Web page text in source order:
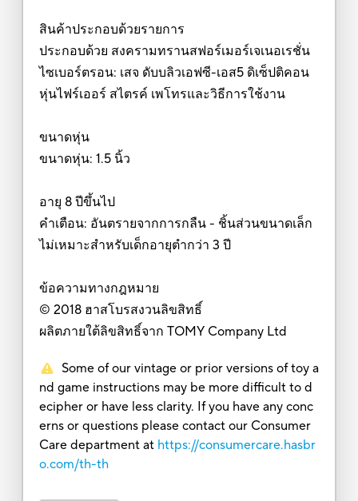
สินค้าประกอบด้วยรายการ
ประกอบด้วย สงครามทรานสฟอร์เมอร์เจเนอเรชั่น
ไซเบอร์ตรอน: เสจ ดับบลิวเอฟซี-เอส5 ดิเซ็ปติคอน
หุ่นไฟร์เออร์ สไตรค์ เพโทรและวิธีการใช้งาน
ขนาดหุ่น
ขนาดหุ่น: 1.5 นิ้ว
อายุ 8 ปีขึ้นไป
คำเตือน: อันตรายจากการกลืน - ชิ้นส่วนขนาดเล็ก
ไม่เหมาะสำหรับเด็กอายุตำกว่า 3 ปี
ข้อความทางกฎหมาย
© 2018 ฮาสโบรสงวนลิขสิทธิ์
ผลิตภายใต้ลิขสิทธิ์จาก TOMY Company Ltd
Some of our vintage or prior versions of toy a
nd game instructions may be more difficult to d
ecipher or have less clarity. If you have any conc
erns or questions please contact our Consumer
Care department at https://consumercare.hasbr
o.com/th-th